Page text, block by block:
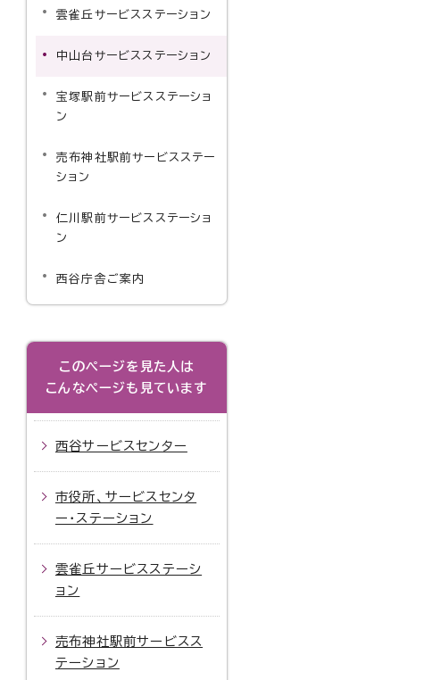
雲雀丘サービスステーション
中山台サービスステーション
宝塚駅前サービスステーショ
ン
売布神社駅前サービスステー
ション
仁川駅前サービスステーショ
ン
西谷庁舎ご案内
このページを見た人は
こんなページも見ています
西谷サービスセンター
市役所、サービスセンタ
ー・ステーション
雲雀丘サービスステーシ
ョン
売布神社駅前サービスス
テーション